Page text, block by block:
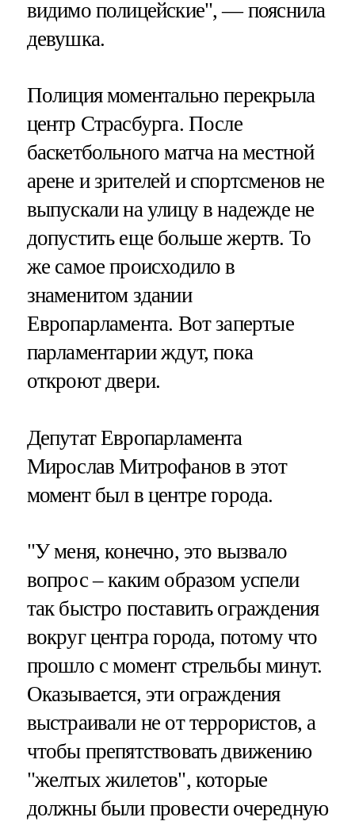
видимо полицейские", — пояснила
девушка.
Полиция моментально перекрыла
центр Страсбурга. После
баскетбольного матча на местной
арене и зрителей и спортсменов не
выпускали на улицу в надежде не
допустить еще больше жертв. То
же самое происходило в
знаменитом здании
Европарламента. Вот запертые
парламентарии ждут, пока
откроют двери.
Депутат Европарламента
Мирослав Митрофанов в этот
момент был в центре города.
"У меня, конечно, это вызвало
вопрос – каким образом успели
так быстро поставить ограждения
вокруг центра города, потому что
прошло с момент стрельбы минут.
Оказывается, эти ограждения
выстраивали не от террористов, а
чтобы препятствовать движению
"желтых жилетов", которые
должны были провести очередную